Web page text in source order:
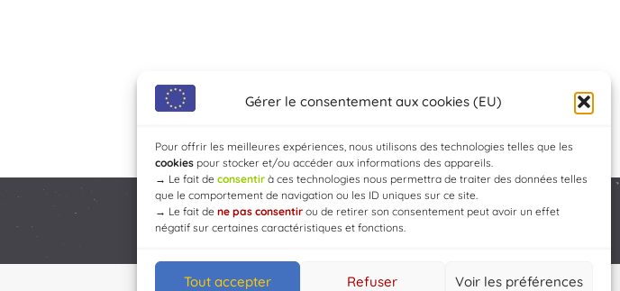
Gérer le consentement aux cookies (EU)
Pour offrir les meilleures expériences, nous utilisons des technologies telles que les
cookies pour stocker et/ou accéder aux informations des appareils.
→ Le fait de consentir à ces technologies nous permettra de traiter des données telles
que le comportement de navigation ou les ID uniques sur ce site.
→ Le fait de ne pas consentir ou de retirer son consentement peut avoir un effet
négatif sur certaines caractéristiques et fonctions.
Tout accepter Refuser Voir les préférences
Developed by